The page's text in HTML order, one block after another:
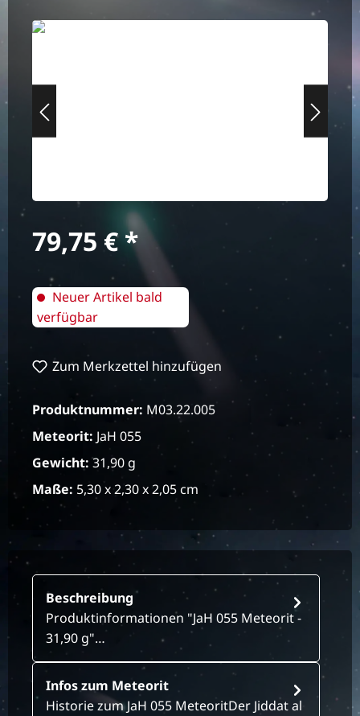
Bildergalerie überspringen
Regulärer Preis:
79,75 €
Neuer Artikel bald
verfügbar
Zum Merkzettel hinzufügen
Produktnummer: M03.22.005
Meteorit: JaH 055
Gewicht:31,90 g
Maße: 5,30 x 2,30 x 2,05 cm
Beschreibung
Produktinformationen "JaH 055 Meteorit -
31,90 g"…
Infos zum Meteorit
Historie zum JaH 055 MeteoritDer Jiddat al